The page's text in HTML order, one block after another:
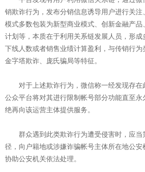
销欺诈行为，发布分销信息诱导用户进行关
模式多数包装为新型商业模式、创新金融产
计划等，本质在于利用关系链发展人员，形
下线人数或者销售业绩计算盈利，与传销行
金字塔欺诈、庞氏骗局等特征。
对于上述欺诈行为，微信称一经发现存在
公众平台将对其进行限制帐号部分功能直至
绝再向该运营主体提供服务。
群众遇到此类欺诈行为遭受侵害时，应当
径，向户籍地或涉嫌诈骗帐号主体所在地公
协助公安机关依法处理。